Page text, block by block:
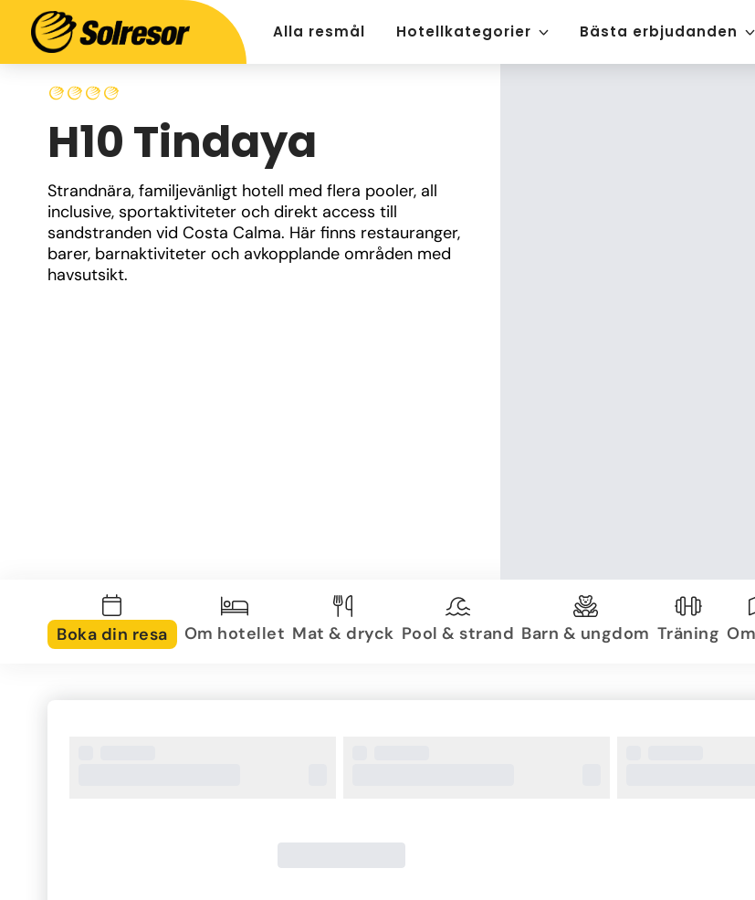
Alla resmål Hotellkategorier Bästa erbjudanden
H10 Tindaya
Strandnära, familjevänligt hotell med flera pooler, all
inclusive, sportaktiviteter och direkt access till
sandstranden vid Costa Calma. Här finns restauranger,
barer, barnaktiviteter och avkopplande områden med
havsutsikt.
Boka din resa Om hotellet Mat & dryck Pool & strand Barn & ungdom Träning